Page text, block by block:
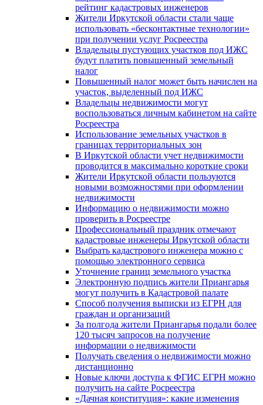
рейтинг кадастровых инженеров
Жители Иркутской области стали чаще
использовать «бесконтактные технологии»
при получении услуг Росреестра
Владельцы пустующих участков под ИЖС
будут платить повышенный земельный
налог
Повышенный налог может быть начислен на
участок, выделенный под ИЖС
Владельцы недвижимости могут
воспользоваться личным кабинетом на сайте
Росреестра
Использование земельных участков в
границах территориальных зон
В Иркутской области учет недвижимости
проводится в максимально короткие сроки
Жители Иркутской области пользуются
новыми возможностями при оформлении
недвижимости
Информацию о недвижимости можно
проверить в Росреестре
Профессиональный праздник отмечают
кадастровые инженеры Иркутской области
Выбрать кадастрового инженера можно с
помощью электронного сервиса
Уточнение границ земельного участка
Электронную подпись жители Приангарья
могут получить в Кадастровой палате
Способ получения выписки из ЕГРН для
граждан и организаций
За полгода жители Приангарья подали более
120 тысяч запросов на получение
информации о недвижимости
Получать сведения о недвижимости можно
дистанционно
Новые ключи доступа к ФГИС ЕГРН можно
получить на сайте Росреестра
«Дачная конституция»: какие изменения